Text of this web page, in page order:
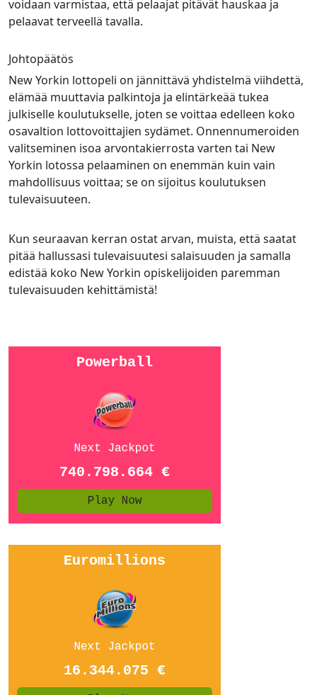
voidaan varmistaa, että pelaajat pitävät hauskaa ja
pelaavat terveellä tavalla.
Johtopäätös
New Yorkin lottopeli on jännittävä yhdistelmä viihdettä,
elämää muuttavia palkintoja ja elintärkeää tukea
julkiselle koulutukselle, joten se voittaa edelleen koko
osavaltion lottovoittajien sydämet. Onnennumeroiden
valitseminen isoa arvontakierrosta varten tai New
Yorkin lotossa pelaaminen on enemmän kuin vain
mahdollisuus voittaa; se on sijoitus koulutuksen
tulevaisuuteen.
Kun seuraavan kerran ostat arvan, muista, että saatat
pitää hallussasi tulevaisuutesi salaisuuden ja samalla
edistää koko New Yorkin opiskelijoiden paremman
tulevaisuuden kehittämistä!